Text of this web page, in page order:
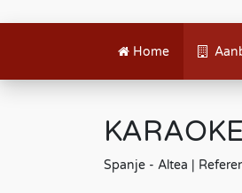
Home
Spanje - Altea |